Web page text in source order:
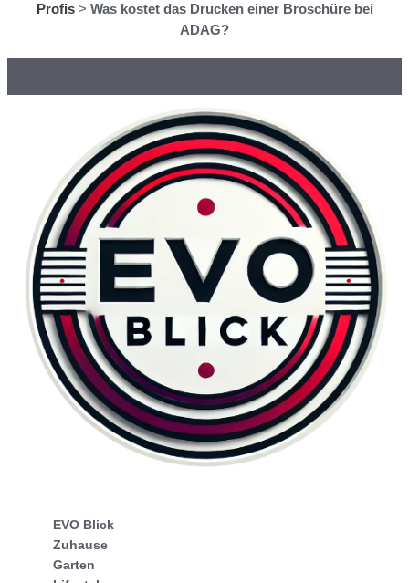
Profis> Was kostet das Drucken einer Broschüre bei
ADAG?
EVO Blick
Zuhause
Garten